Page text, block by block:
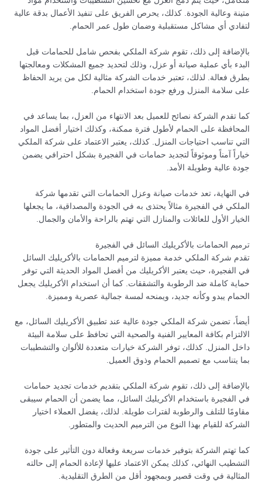
متينة وعالية الجودة. كذلك، يحرص الفريق على تنفيذ الأعمال بدقة عالية
لتفادي أي مشاكل مستقبلية وضمان طول عمر الحمام.
بالإضافة إلى ذلك، تقوم شركة الملكي بفحص شامل للحمامات قبل
البدء بأي عملية صيانة أو عزل، وذلك لتحديد جميع المشكلات ومعالجتها
بطرق فعالة. لذلك، تعتبر خدمات الشركة مثالية لكل من يريد الحفاظ
على سلامة المنزل ورفع جودة استخدام الحمام.
كما تقدم الشركة نصائح للعميل بعد الانتهاء من العزل، بما يساعد في
المحافظة على الحمام لأطول فترة ممكنة، وكذلك اختيار أفضل المواد
التي تناسب احتياجات المنزل. كذلك، يعتبر الاعتماد على شركة الملكي
خياراً آمناً وموثوقاً لتجديد حمامات في الفجيرة بشكل احترافي يضمن
جودة عالية وطويلة الأمد.
في النهاية، تعد خدمات صيانة وعزل الحمامات التي تقدمها شركة
الملكي في الفجيرة مثالاً يحتذى به في الجودة والمصداقية، ما يجعلها
الخيار الأول للعائلات والمنازل التي تهتم بالراحة والأمان والجمال.
ترميم الحمامات بالأكريليك السائل في الفجيرة
تقدم شركة الملكي خدمة مميزة لترميم الحمامات بالأكريليك السائل
في الفجيرة، حيث يعتبر الأكريليك من أفضل المواد الحديثة التي توفر
حماية كاملة ضد الرطوبة والتشققات. كما أن استخدام الأكريليك يجعل
الحمام يبدو وكأنه جديد، ويمنحه لمسة جمالية عصرية ومميزة.
أيضاً، تضمن شركة الملكي جودة عالية عند تطبيق الأكريليك السائل، مع
الالتزام بكافة المعايير الفنية والصحية التي تحافظ على سلامة البيئة
داخل المنزل. كذلك، توفر الشركة خيارات متعددة للألوان والتشطيبات
بما يتناسب مع تصميم الحمام وذوق العميل.
بالإضافة إلى ذلك، تقوم شركة الملكي بتقديم خدمات تجديد حمامات
في الفجيرة باستخدام الأكريليك السائل، مما يضمن أن الحمام سيبقى
مقاومًا للتلف والرطوبة لفترات طويلة. لذلك، يفضل العملاء اختيار
الشركة للقيام بهذا النوع من الترميم الحديث والمتطور.
كما تهتم الشركة بتوفير خدمات سريعة وفعالة دون التأثير على جودة
التشطيب النهائي، كذلك يمكن الاعتماد عليها لإعادة الحمام إلى حالته
المثالية في وقت قصير وبمجهود أقل من الطرق التقليدية.